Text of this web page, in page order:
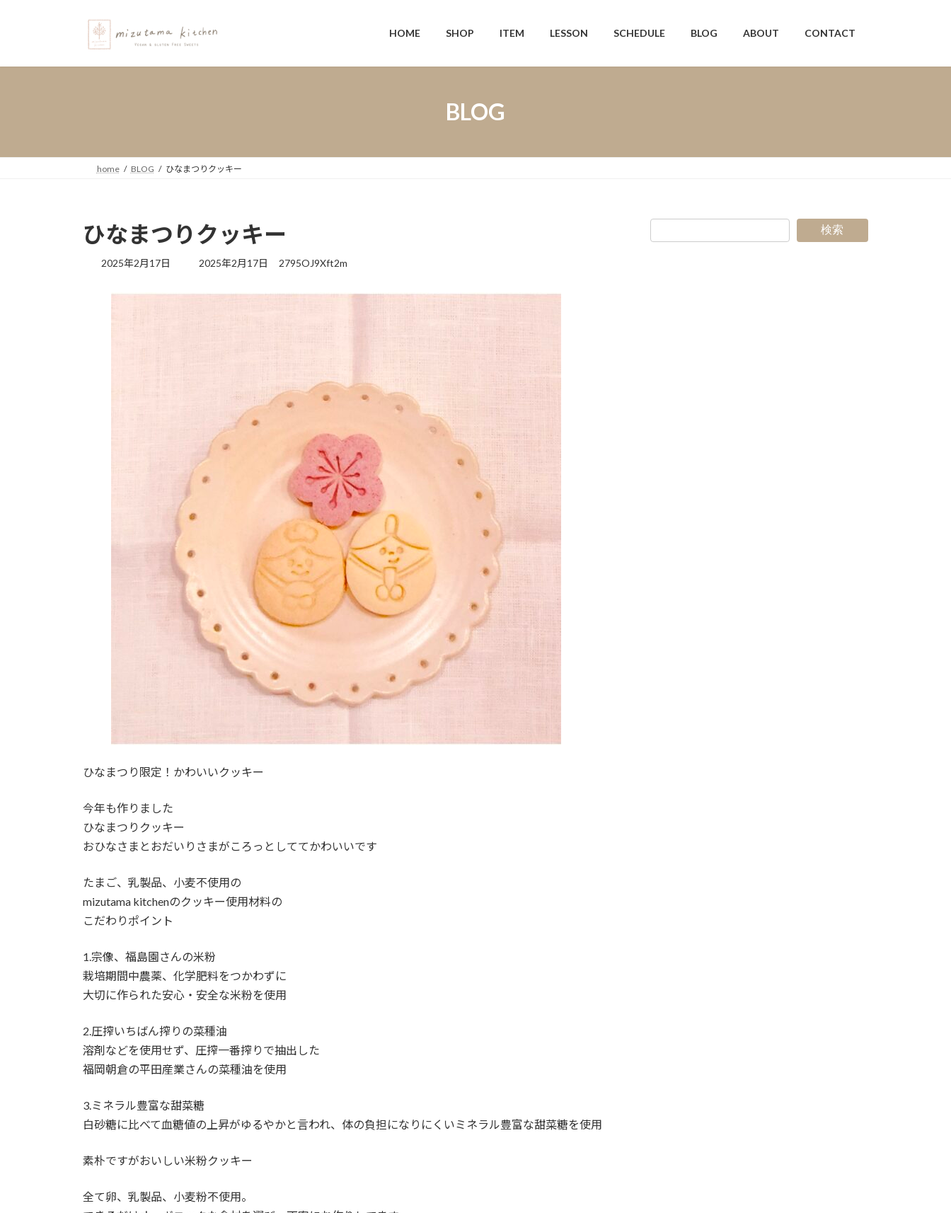
プ
動
HOME SHOP ITEM LESSON SCHEDULE BLOG ABOUT CONTACT
BLOG
home BLOG ひなまつりクッキー
ひなまつりクッキー
2025年2月17日
最
2025年2月17日 2795OJ9Xft2m
ひなまつり限定！かわいいクッキー
今年も作りました
ひなまつりクッキー
おひなさまとおだいりさまがころっとしててかわいいです
たまご、乳製品、小麦不使用の
mizutama kitchenのクッキー使用材料の
こだわりポイント
1.宗像、福島園さんの米粉
栽培期間中農薬、化学肥料をつかわずに
大切に作られた安心・安全な米粉を使用
2.圧搾いちばん搾りの菜種油
溶剤などを使用せず、圧搾一番搾りで抽出した
福岡朝倉の平田産業さんの菜種油を使用
3.ミネラル豊富な甜菜糖
白砂糖に比べて血糖値の上昇がゆるやかと言われ、体の負担になりにくいミネラル豊富な甜菜糖を使用
素朴ですがおいしい米粉クッキー
全て卵、乳製品、小麦粉不使用。
検索